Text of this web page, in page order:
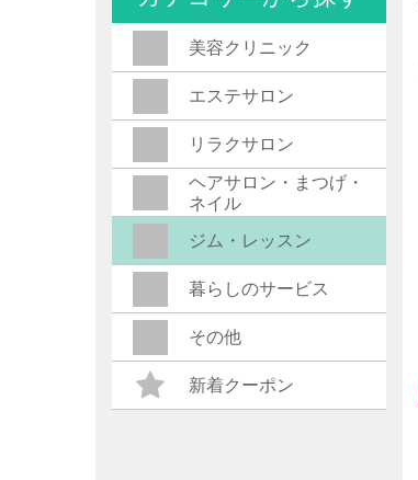
美容クリニック
エステサロン
リラクサロン
ヘアサロン・まつげ・
ネイル
ジム・レッスン
暮らしのサービス
その他
新着クーポン